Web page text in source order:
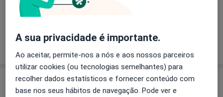
Serviço gratuito Detalhes
Como mostramos os preços?
Consultório
A sua privacidade é importante.
Ao aceitar, permite-nos a nós e aos nossos parceiros
utilizar cookies (ou tecnologias semelhantes) para
recolher dados estatísticos e fornecer conteúdo com
base nos seus hábitos de navegação. Pode ver e